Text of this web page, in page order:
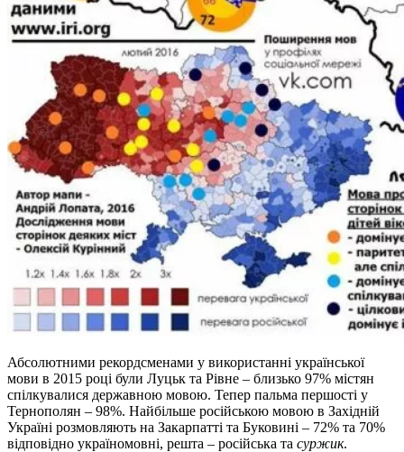
Абсолютними рекордсменами у використанні української
мови в 2015 році були Луцьк та Рівне – близько 97% містян
спілкувалися державною мовою. Тепер пальма першості у
Тернополян – 98%. Найбільше російською мовою в Західній
Україні розмовляють на Закарпатті та Буковині – 72% та 70%
відповідно україномовні, решта – російська та суржик.